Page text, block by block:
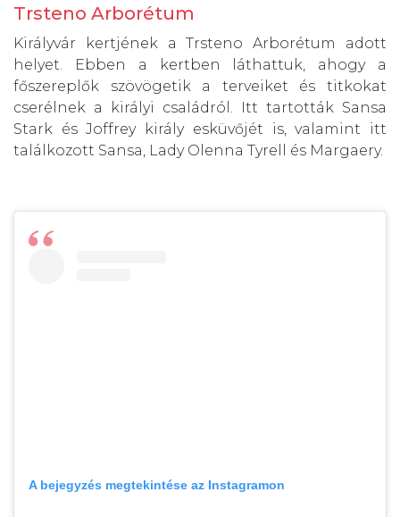
Trsteno Arborétum
Királyvár kertjének a Trsteno Arborétum adott
helyet. Ebben a kertben láthattuk, ahogy a
főszereplők szövögetik a terveiket és titkokat
cserélnek a királyi családról. Itt tartották Sansa
Stark és Joffrey király esküvőjét is, valamint itt
találkozott Sansa, Lady Olenna Tyrell és Margaery.
A bejegyzés megtekintése az Instagramon